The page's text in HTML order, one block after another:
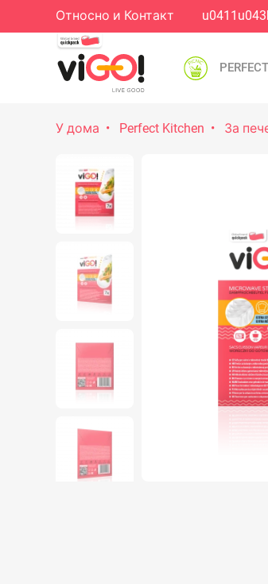
Относно и Контакт
У дома Perfect Kitchen За